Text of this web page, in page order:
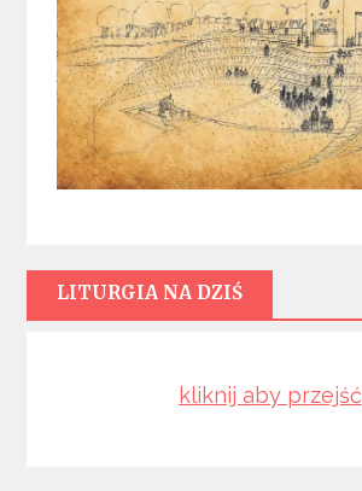
LITURGIA NA DZIŚ
kliknij aby przejść